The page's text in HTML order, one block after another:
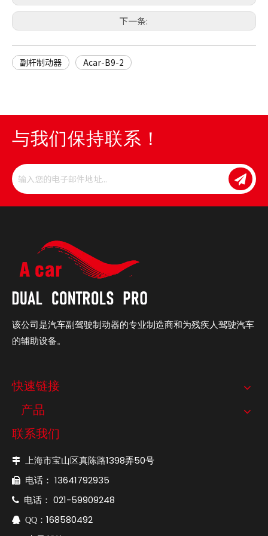
下一条:
副杆制动器 Acar-B9-2
与我们保持联系！
该公司是汽车副驾驶制动器的专业制造商和为残疾人驾驶汽车
的辅助设备。
快速链接
产品
联系我们
 上海市宝山区真陈路1398弄50号
 电话： 13641792935
 电话： 021-59909248
 QQ ：168580492